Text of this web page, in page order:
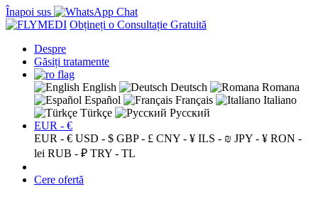
Înapoi sus
Obțineți o Consultație Gratuită
Despre
Găsiți tratamente
English Deutsch
Romana
Español
Français
Italiano
Türkçe
Русский
EUR - €
EUR - € USD - $ GBP - £ CNY - ¥ ILS - ₪ JPY - ¥ RON -
lei RUB - ₽ TRY - TL
Cere ofertă